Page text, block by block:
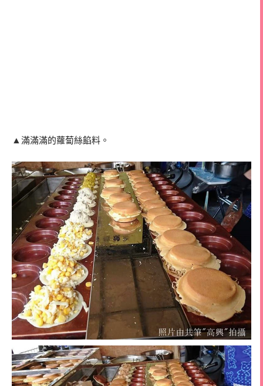
▲ 滿滿滿的蘿蔔絲餡料。